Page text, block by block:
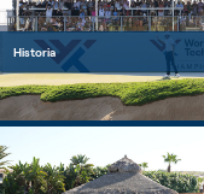
Historia